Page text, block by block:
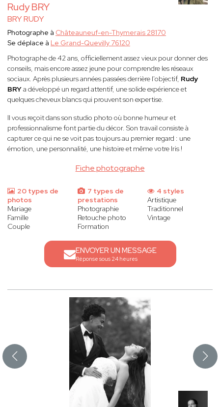
Rudy BRY
BRY RUDY
Fiche photographe
Photographe à Châteauneuf-en-Thymerais 28170
Se déplace à Le Grand-Quevilly 76120
Photographe de 42 ans, officiellement assez vieux pour donner des
conseils, mais encore assez jeune pour comprendre les réseaux
sociaux. Après plusieurs années passées derrière l'objectif, Rudy
BRYa développé un regard attentif, une solide expérience et
quelques cheveux blancs qui prouvent son expertise.
Il vous reçoit dans son studio photo où bonne humeur et
professionnalisme font partie du décor. Son travail consiste à
capturer ce qui ne se voit pas toujours au premier regard : une
émotion, une personnalité, une histoire et même votre Iris !
20 types de
photos
Mariage
Famille
Couple
7 types de
prestations
Photographie
Retouche photo
Formation
4 styles
Artistique
Traditionnel
Vintage
ENVOYER UN MESSAGE
Réponse sous 24 heures